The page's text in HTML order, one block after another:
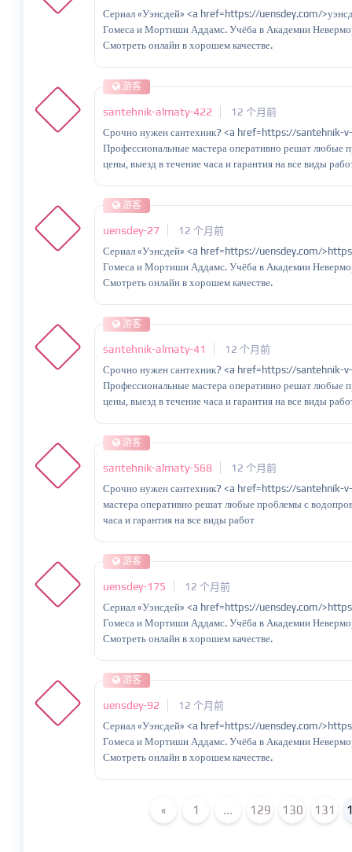
Сериал «Уэнсдей» <a href=https://uensdey.com/
Гомеса и Мортиши Аддамс. Учёба в Академии
Смотреть онлайн в хорошем качестве.
游客
santehnik-almaty-422
12 个月前
Срочно нужен сантехник? <a href=https://santehnik-
Профессиональные мастера оперативно решат любые
цены, выезд в течение часа и гарантия на все виды
游客
uensdey-27
12 个月前
Сериал «Уэнсдей» <a href=https://uensdey.com/
Гомеса и Мортиши Аддамс. Учёба в Академии
Смотреть онлайн в хорошем качестве.
游客
santehnik-almaty-41
12 个月前
Срочно нужен сантехник? <a href=https://santehnik-v-
Профессиональные мастера оперативно решат любые
цены, выезд в течение часа и гарантия на все виды
游客
santehnik-almaty-568
12 个月前
Срочно нужен сантехник? <a href=https://santehnik-
мастера оперативно решат любые проблемы с
часа и гарантия на все виды работ
游客
uensdey-175
12 个月前
Сериал «Уэнсдей» <a href=https://uensdey.com/
Гомеса и Мортиши Аддамс. Учёба в Академии
Смотреть онлайн в хорошем качестве.
游客
uensdey-92
12 个月前
Сериал «Уэнсдей» <a href=https://uensdey.com/
Гомеса и Мортиши Аддамс. Учёба в Академии
Смотреть онлайн в хорошем качестве.
« 1 ... 129 130 131